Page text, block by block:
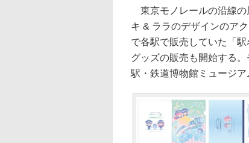
東京モノレールの沿線の
キ & ララのデザインのア
で各駅で販売していた「
グッズの販売も開始する
駅・鉄道博物館ミュージ